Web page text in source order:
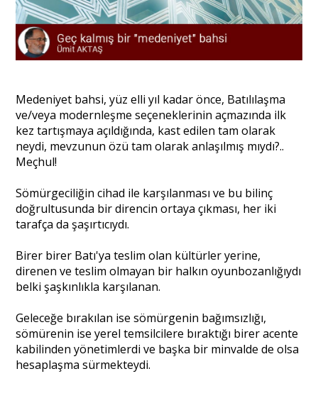
Dünya
Söyleşi
Portre
Yazarlar
Eğitim
Dosya Haber
Medeniyet bahsi, yüz elli yıl kadar önce, Batılılaşma
ve/veya modernleşme seçeneklerinin açmazında ilk
kez tartışmaya açıldığında, kast edilen tam olarak
neydi, mevzunun özü tam olarak anlaşılmış mıydı?..
Meçhul!
Sömürgeciliğin cihad ile karşılanması ve bu bilinç
doğrultusunda bir direncin ortaya çıkması, her iki
tarafça da şaşırtıcıydı.
Birer birer Batı'ya teslim olan kültürler yerine,
direnen ve teslim olmayan bir halkın oyunbozanlığıydı
belki şaşkınlıkla karşılanan.
Geleceğe bırakılan ise sömürgenin bağımsızlığı,
sömürenin ise yerel temsilcilere bıraktığı birer acente
kabilinden yönetimlerdi ve başka bir minvalde de olsa
hesaplaşma sürmekteydi.